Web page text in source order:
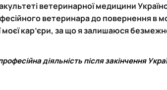
ветеринарної медицини
ветеринара до повернення в
кар’єри, за що я залишаюся
діяльність після закінчення